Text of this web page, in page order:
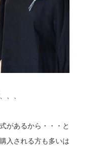
、、
があるから・・・と
入される方も多いは